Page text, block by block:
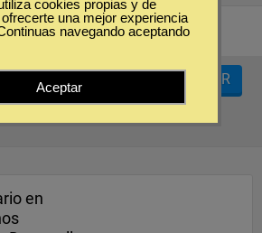
Humanos FILTRAR
en
cookies propias y de
una mejor experiencia
navegando aceptando
Aceptar